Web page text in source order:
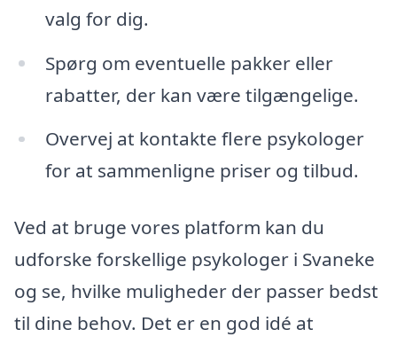
valg for dig.
Spørg om eventuelle pakker eller
rabatter, der kan være tilgængelige.
Overvej at kontakte flere psykologer
for at sammenligne priser og tilbud.
Ved at bruge vores platform kan du
udforske forskellige psykologer i Svaneke
og se, hvilke muligheder der passer bedst
til dine behov. Det er en god idé at